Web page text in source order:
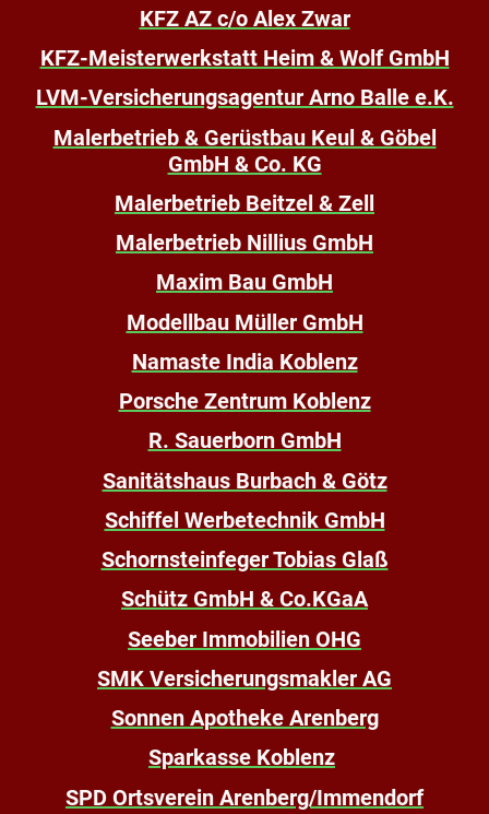
KFZ AZ c/o Alex Zwar
KFZ-Meisterwerkstatt Heim & Wolf GmbH
LVM-Versicherungsagentur Arno Balle e.K.
Malerbetrieb & Gerüstbau Keul & Göbel
GmbH & Co. KG
Malerbetrieb Beitzel & Zell
Malerbetrieb Nillius GmbH
Maxim Bau GmbH
Modellbau Müller GmbH
Namaste India Koblenz
Porsche Zentrum Koblenz
R. Sauerborn GmbH
Sanitätshaus Burbach & Götz
Schiffel Werbetechnik GmbH
Schornsteinfeger Tobias Glaß
Schütz GmbH & Co.KGaA
Seeber Immobilien OHG
SMK Versicherungsmakler AG
Sonnen Apotheke Arenberg
Sparkasse Koblenz
SPD Ortsverein Arenberg/Immendorf